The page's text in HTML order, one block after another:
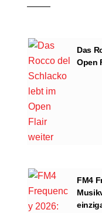
Das
Open
FM4